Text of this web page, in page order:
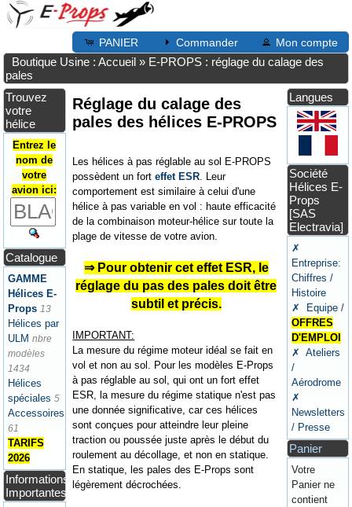
PANIER Commander Mon compte
Boutique Usine : Accueil » E-PROPS : réglage du calage des
pales
Trouvez
votre
hélice
Entrez le
nom de
votre
avion ici:
Catalogue
GAMME
Hélices E-
Props 13
Hélices par
ULM nbre
modèles
1434
Hélices
spéciales 5
Accessoires
61
TARIFS
2026
Informations
Importantes
Réglage du calage des
pales des hélices E-PROPS
Les hélices à pas réglable au sol E-PROPS
possèdent un forteffet ESR . Leur
comportement est similaire à celui d'une
hélice à pas variable en vol : haute efficacité
de la combinaison moteur-hélice sur toute la
plage de vitesse de votre avion.
⇒ Pour obtenir cet effet ESR, le
réglage du pas des pales doit être
subtil et précis.
IMPORTANT:
La mesure du régime moteur idéal se fait en
vol et non au sol. Pour les modèles E-Props
à pas réglable au sol, qui ont un fort effet
ESR, la mesure du régime statique n'est pas
une donnée significative, car ces hélices
sont conçues pour atteindre leur pleine
traction ou poussée juste après le début du
roulement au décollage, et non en statique.
En statique, les pales des E-Props sont
légèrement décrochées.
Langues
Société
Hélices E-
Props
[SAS
Electravia]
✗
Entreprise:
Chiffres /
Histoire
✗ Equipe /
OFFRES
D'EMPLOI
✗ Ateliers
/
Aérodrome
✗
Newsletters
/ Presse
Panier
Votre
Panier ne
contient